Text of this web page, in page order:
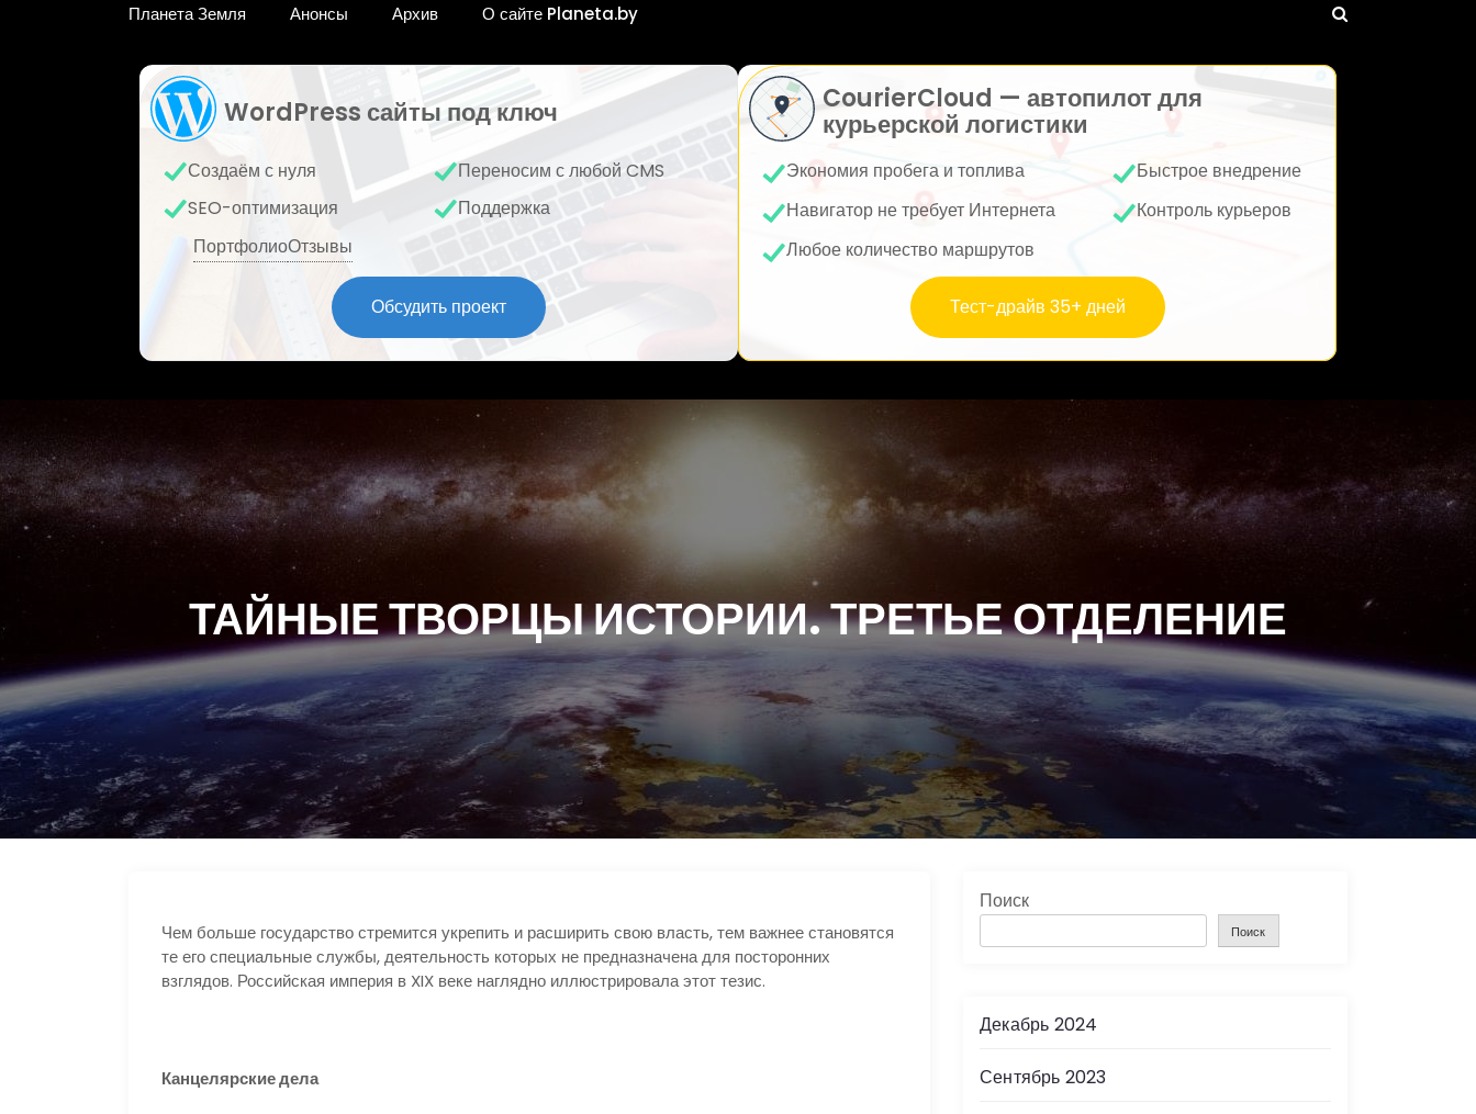
Планета Земля Анонсы Архив О сайте Planeta.by
WordPress сайты под ключ
Создаём с нуля
Переносим с любой CMS
SEO-оптимизация
Поддержка
ПортфолиоОтзывы
Обсудить проект
CourierCloud — автопилот для
курьерской логистики
Экономия пробега и топлива
Быстрое внедрение
Навигатор не требует Интернета
Контроль курьеров
Любое количество маршрутов
Тест-драйв 35+ дней
ТАЙНЫЕ ТВОРЦЫ ИСТОРИИ. ТРЕТЬЕ ОТДЕЛЕНИЕ
Чем больше государство стремится укрепить и расширить свою власть, тем важнее становятся
те его специальные службы, деятельность которых не предназначена для посторонних
взглядов. Российская империя в XIX веке наглядно иллюстрировала этот тезис.
Канцелярские дела
Поиск
Поиск
Декабрь 2024
Сентябрь 2023